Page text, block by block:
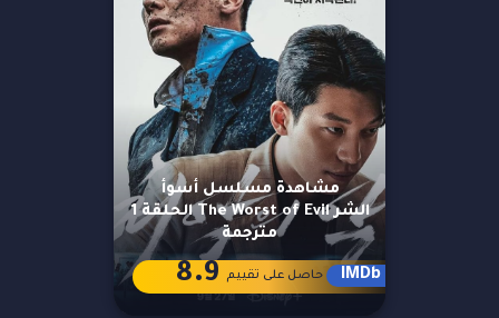
مشاهدة مسلسل أسوأ
الشر The Worst of Evil الحلقة 1
مترجمة
IMDb حاصل على تقييم 8.9